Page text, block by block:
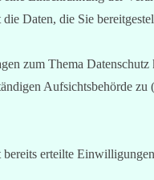
die Daten, die Sie
zum Thema
Aufsichtsbehörde
bereits erteilte